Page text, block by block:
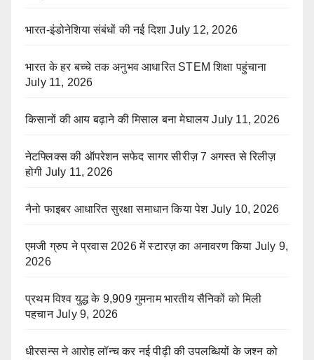
भारत-इंडोनेशिया संबंधों की नई दिशा July 12, 2026
भारत के हर बच्चे तक अनुभव आधारित STEM शिक्षा पहुंचाना
July 11, 2026
किसानों की आय बढ़ाने की मिसाल बना मेघालय July 11, 2026
नेटफ्लिक्स की ऑपरेशन सफेद सागर सीरीज़ 7 अगस्त से रिलीज़
होगी July 11, 2026
नैनो फाइबर आधारित सुरक्षा समाधान किया पेश July 10, 2026
एमजी ग्रुप ने प्रवास 2026 में स्टारज़ का अनावरण किया July 9,
2026
प्रथम विश्व युद्ध के 9,909 गुमनाम भारतीय सैनिकों को मिली
पहचान July 9, 2026
धीरसन्स ने आरोह लॉन्च कर नई पीढ़ी की उपलब्धियों के जश्न को